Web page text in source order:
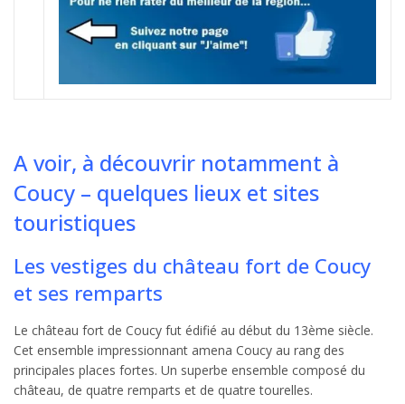
A voir, à découvrir notamment à
Coucy – quelques lieux et sites
touristiques
Les vestiges du château fort de Coucy
et ses remparts
Le château fort de Coucy fut édifié au début du 13ème siècle.
Cet ensemble impressionnant amena Coucy au rang des
principales places fortes. Un superbe ensemble composé du
château, de quatre remparts et de quatre tourelles.